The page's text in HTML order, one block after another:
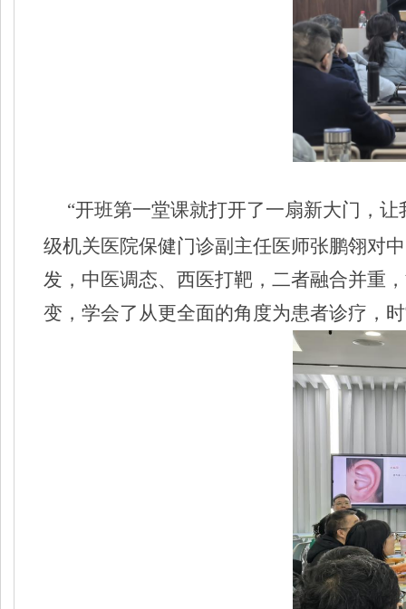
“开班第一堂课就打开了一扇新大门，
级机关医院保健门诊副主任医师张鹏翎对
发，中医调态、西医打靶，二者融合并重
变，学会了从更全面的角度为患者诊疗，